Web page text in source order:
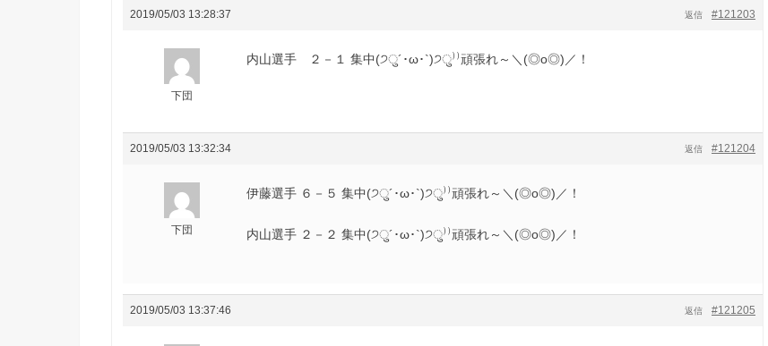
2019/05/03 13:28:37 #121203
返信
下団
内山選手 ２－１ 集中(੭ु´･ω･`)੭ु⁾⁾頑張れ～＼(◎o◎)／！
2019/05/03 13:32:34 #121204
返信
下団
伊藤選手 ６－５ 集中(੭ु´･ω･`)੭ु⁾⁾頑張れ～＼(◎o◎)／！
内山選手 ２－２ 集中(੭ु´･ω･`)੭ु⁾⁾頑張れ～＼(◎o◎)／！
2019/05/03 13:37:46 #121205
返信